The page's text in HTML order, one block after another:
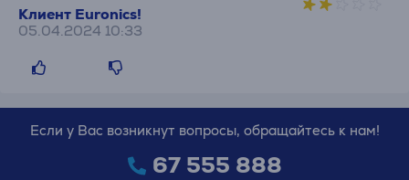
Клиент Euronics!
05.04.2024 10:33
Если у Вас возникнут вопросы, обращайтесь к нам!
67 555 888